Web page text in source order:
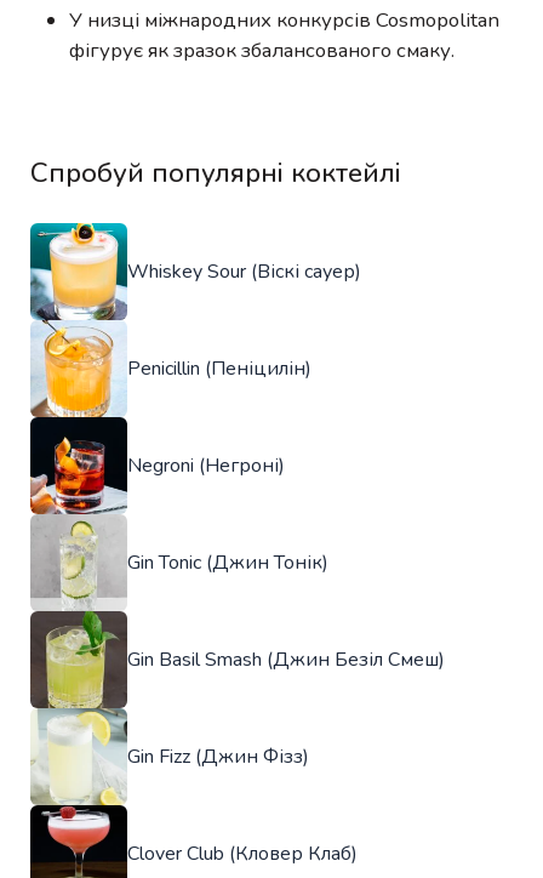
У низці міжнародних конкурсів Cosmopolitan
фігурує як зразок збалансованого смаку.
Спробуй популярні коктейлі
Whiskey Sour (Віскі сауер)
Penicillin (Пеніцилін)
Negroni (Негроні)
Gin Tonic (Джин Тонік)
Gin Basil Smash (Джин Безіл Смеш)
Gin Fizz (Джин Фізз)
Clover Club (Кловер Клаб)